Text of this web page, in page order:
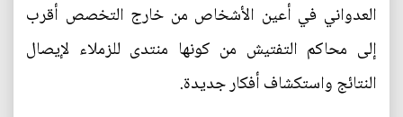
العدواني في أعين الأشخاص من خارج التخصص أقرب
إلى محاكم التفتيش من كونها منتدى للزملاء لإيصال
النتائج واستكشاف أفكار جديدة.